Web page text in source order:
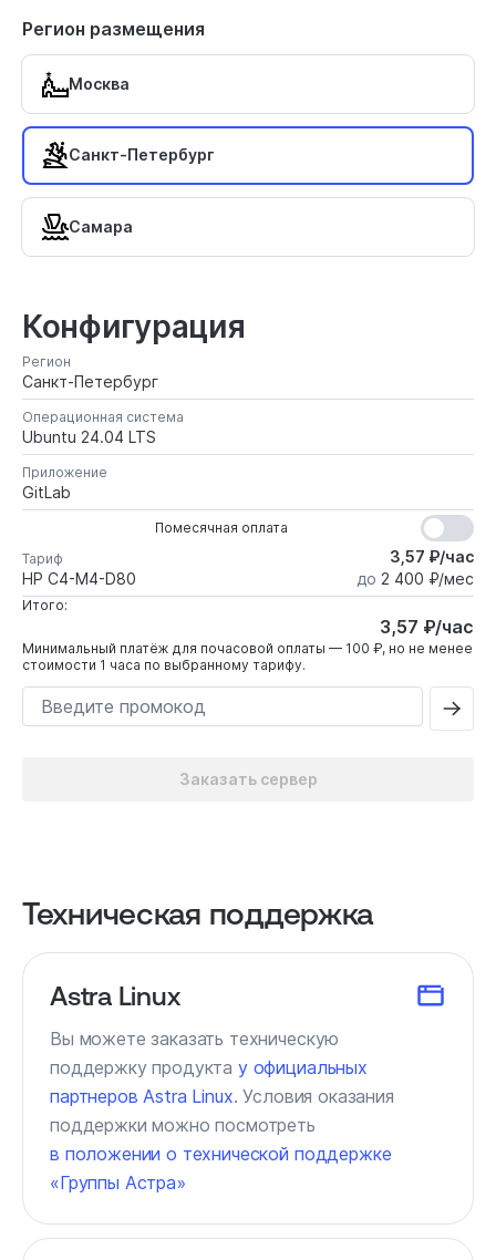
Регион размещения
Москва
Санкт-Петербург
Самара
Конфигурация
Регион
Санкт-Петербург
Операционная система
Ubuntu 24.04 LTS
Приложение
GitLab
Помесячная оплата
Тариф
HP C4-M4-D80
3,57 ₽/час
до 2 400 ₽/мес
Итого:
3,57 ₽/час
Минимальный платёж для почасовой оплаты — 100 ₽, но не менее
стоимости 1 часа по выбранному тарифу.
Заказать сервер
Техническая поддержка
Astra Linux
Вы можете заказать техническую
поддержку продукта у официальных
партнеров Astra Linux. Условия оказания
поддержки можно посмотреть
в положении о технической поддержке
«Группы Астра»